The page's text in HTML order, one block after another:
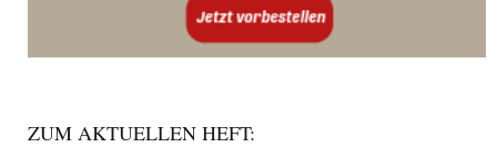
ZUM AKTUELLEN HEFT: